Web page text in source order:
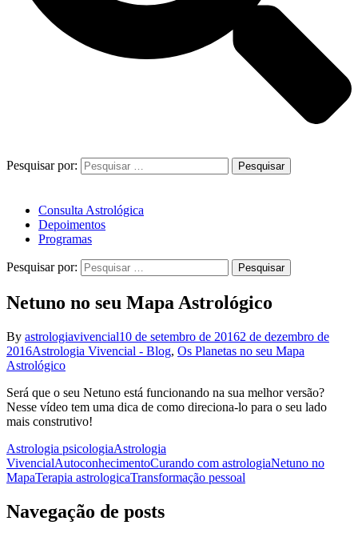
Pesquisar por:
Consulta Astrológica
Depoimentos
Programas
Pesquisar por:
Netuno no seu Mapa Astrológico
By astrologiavivencial10 de setembro de 20162 de dezembro de
2016Astrologia Vivencial - Blog, Os Planetas no seu Mapa
Astrológico
Será que o seu Netuno está funcionando na sua melhor versão?
Nesse vídeo tem uma dica de como direciona-lo para o seu lado
mais construtivo!
Astrologia psicologiaAstrologia
VivencialAutoconhecimentoCurando com astrologiaNetuno no
MapaTerapia astrologicaTransformação pessoal
Navegação de posts